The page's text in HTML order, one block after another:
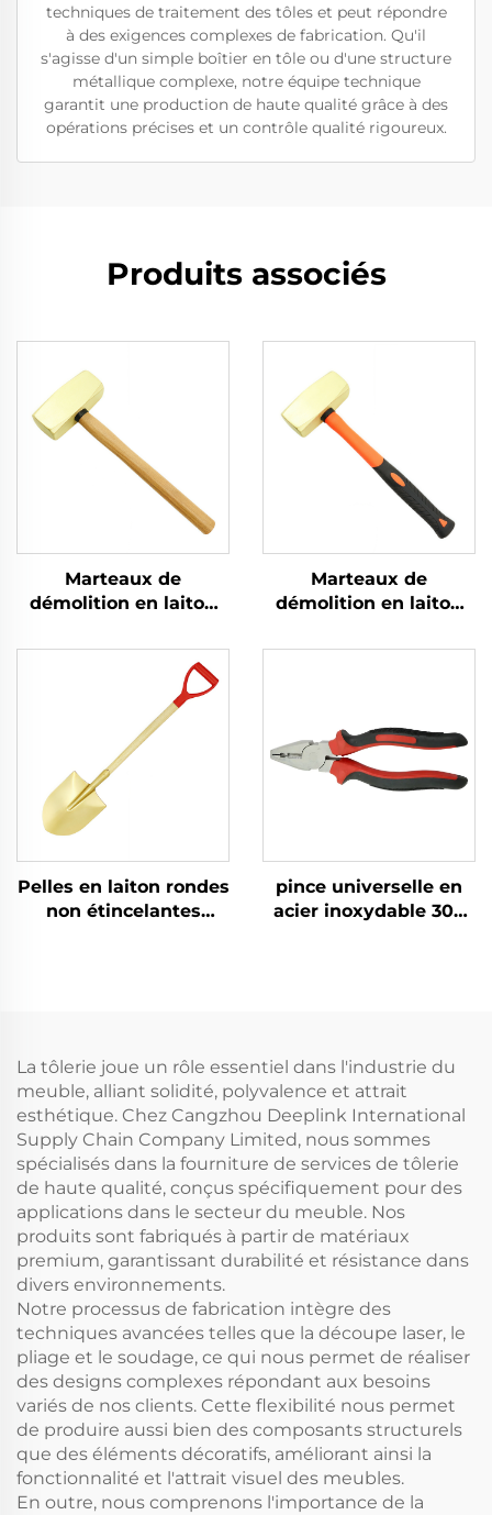
techniques de traitement des tôles et peut répondre
à des exigences complexes de fabrication. Qu'il
s'agisse d'un simple boîtier en tôle ou d'une structure
métallique complexe, notre équipe technique
garantit une production de haute qualité grâce à des
opérations précises et un contrôle qualité rigoureux.
Produits associés
Marteaux de
démolition en laiton
en bois Non
étincelants Adaptés à
l'utilisation dans des
environnements
inflammables et
explosifs
Marteaux de
démolition en laiton
fibre de verre non
utilisation dans les
lieux inflammables et
explosifs
Pelles en laiton rondes
non étincelantes
pince universelle en
acier inoxydable 304
La tôlerie joue un rôle essentiel dans l'industrie du
meuble, alliant solidité, polyvalence et attrait
esthétique. Chez Cangzhou Deeplink International
Supply Chain Company Limited, nous sommes
spécialisés dans la fourniture de services de tôlerie
de haute qualité, conçus spécifiquement pour des
applications dans le secteur du meuble. Nos
produits sont fabriqués à partir de matériaux
premium, garantissant durabilité et résistance dans
divers environnements.
Notre processus de fabrication intègre des
techniques avancées telles que la découpe laser, le
pliage et le soudage, ce qui nous permet de réaliser
des designs complexes répondant aux besoins
variés de nos clients. Cette flexibilité nous permet
de produire aussi bien des composants structurels
que des éléments décoratifs, améliorant ainsi la
fonctionnalité et l'attrait visuel des meubles.
En outre, nous comprenons l'importance de la